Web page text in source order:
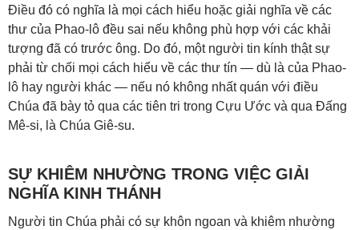
Điều đó có nghĩa là mọi cách hiểu hoặc giải nghĩa về các
thư của Phao-lô đều sai nếu không phù hợp với các khải
tượng đã có trước ông. Do đó, một người tin kính thật sự
phải từ chối mọi cách hiểu về các thư tín — dù là của Phao-
lô hay người khác — nếu nó không nhất quán với điều
Chúa đã bày tỏ qua các tiên tri trong Cựu Ước và qua Đấng
Mê-si, là Chúa Giê-su.
SỰ KHIÊM NHƯỜNG TRONG VIỆC GIẢI
NGHĨA KINH THÁNH
Người tin Chúa phải có sự khôn ngoan và khiêm nhường